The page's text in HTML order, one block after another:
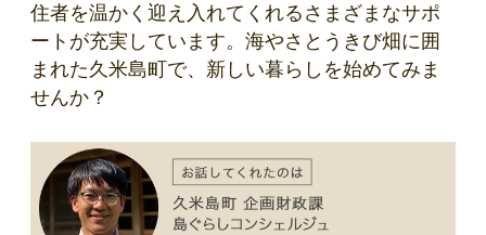
住者を温かく迎え入れてくれるさまざまなサポ
ートが充実しています。海やさとうきび畑に囲
まれた久米島町で、新しい暮らしを始めてみま
せんか？